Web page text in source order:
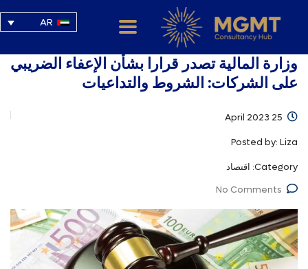
AR
وزارة المالية تصدر قرارا بشأن الإعفاء الضريبي
على الشركات: الشروط والتداعيات
Posted by: Liza
Category: اقتصاد
No Comments